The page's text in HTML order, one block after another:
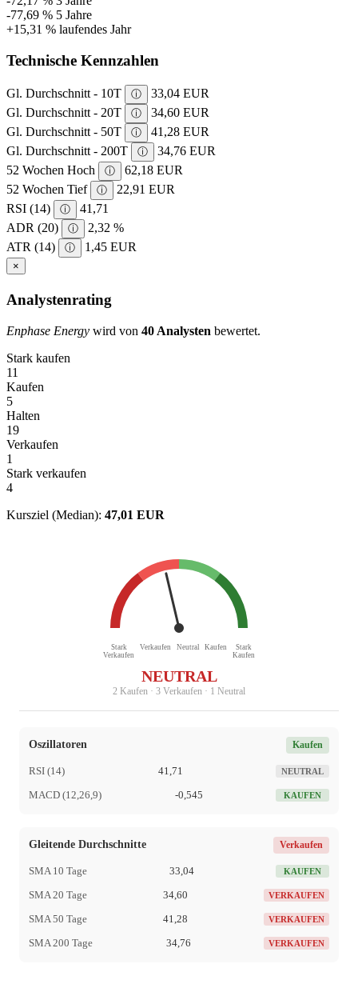
-77,69 % 5 Jahre
+15,31 % laufendes Jahr
Technische Kennzahlen
Gl. Durchschnitt - 10T ⓘ
33,04 EUR
Gl. Durchschnitt - 20T
ⓘ
34,60 EUR
Gl. Durchschnitt - 50T
ⓘ
41,28 EUR
Gl. Durchschnitt - 200T
ⓘ
34,76 EUR
52 Wochen Hoch
ⓘ
62,18 EUR
52 Wochen Tief
ⓘ
22,91 EUR
RSI (14)
ⓘ
41,71
ADR (20)
ⓘ
2,32 %
ATR (14)
ⓘ 1,45 EUR
×
Analystenrating
Enphase Energy wird von 40 Analysten bewertet.
Stark kaufen
11
Kaufen
5
Halten
19
Verkaufen
1
Stark verkaufen
4
Kursziel (Median): 47,01 EUR
Stark
Verkaufen
Verkaufen Neutral Kaufen
Stark
Kaufen
NEUTRAL
2 Kaufen · 3 Verkaufen · 1 Neutral
Oszillatoren Kaufen
RSI (14) 41,71 NEUTRAL
MACD (12,26,9) -0,545 KAUFEN
Gleitende Durchschnitte Verkaufen
SMA 10 Tage 33,04 KAUFEN
SMA 20 Tage 34,60 VERKAUFEN
SMA 50 Tage 41,28 VERKAUFEN
SMA 200 Tage 34,76 VERKAUFEN